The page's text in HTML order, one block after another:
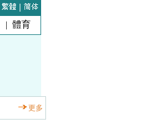
| 體育
更多